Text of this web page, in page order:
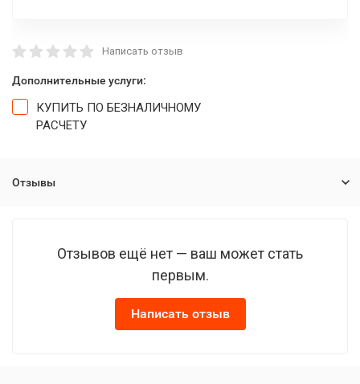
Написать отзыв
Дополнительные услуги:
КУПИТЬ ПО БЕЗНАЛИЧНОМУ
РАСЧЕТУ
Отзывы
Отзывов ещё нет — ваш может стать
первым.
Написать отзыв